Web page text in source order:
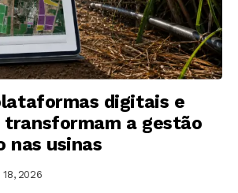
digitais e
transformam a gestão
nas usinas
2026